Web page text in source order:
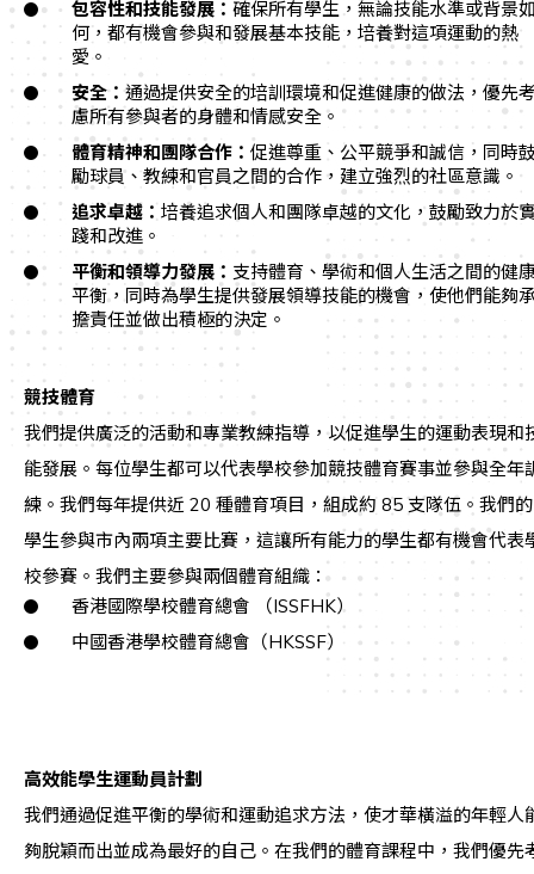
包容性和技能發展： 確保所有學生，無論技能水準或背景
何，都有機會參與和發展基本技能，培養對這項運動的熱
愛。
安全：通過提供安全的培訓環境和促進健康的做法，優先
慮所有參與者的身體和情感安全。
體育精神和團隊合作： 促進尊重、公平競爭和誠信，同時
勵球員、教練和官員之間的合作，建立強烈的社區意識。
追求卓越：培養追求個人和團隊卓越的文化，鼓勵致力於
踐和改進。
平衡和領導力發展： 支持體育、學術和個人生活之間的健
平衡，同時為學生提供發展領導技能的機會，使他們能夠
擔責任並做出積極的決定。
競技體育
我們提供廣泛的活動和專業教練指導，以促進學生的運動表現和
能發展。每位學生都可以代表學校參加競技體育賽事並參與全年
練。我們每年提供近 20 種體育項目，組成約 85 支隊伍。我們的
學生參與市內兩項主要比賽，這讓所有能力的學生都有機會代表
校參賽。我們主要參與兩個體育組織：
香港國際學校體育總會 （ISSFHK）
中國香港學校體育總會（HKSSF）
高效能學生運動員計劃
我們通過促進平衡的學術和運動追求方法，使才華橫溢的年輕人
夠脫穎而出並成為最好的自己。在我們的體育課程中，我們優先